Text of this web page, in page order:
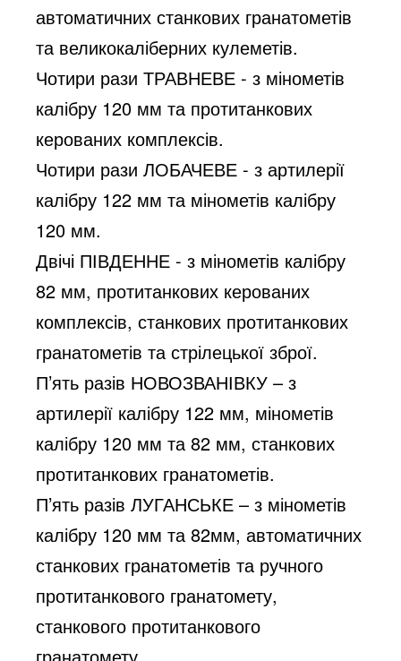
автоматичних станкових гранатометів
та великокаліберних кулеметів.
Чотири рази ТРАВНЕВЕ - з мінометів
калібру 120 мм та протитанкових
керованих комплексів.
Чотири рази ЛОБАЧЕВЕ - з артилерії
калібру 122 мм та мінометів калібру
120 мм.
Двічі ПІВДЕННЕ - з мінометів калібру
82 мм, протитанкових керованих
комплексів, станкових протитанкових
гранатометів та стрілецької зброї.
П’ять разів НОВОЗВАНІВКУ – з
артилерії калібру 122 мм, мінометів
калібру 120 мм та 82 мм, станкових
протитанкових гранатометів.
П’ять разів ЛУГАНСЬКЕ – з мінометів
калібру 120 мм та 82мм, автоматичних
станкових гранатометів та ручного
протитанкового гранатомету,
станкового протитанкового